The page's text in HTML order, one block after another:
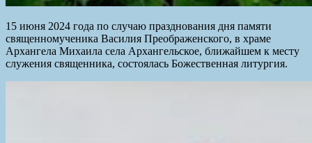
15 июня 2024 года по случаю празднования дня памяти
священномученика Василия Преображенского, в храме
Архангела Михаила села Архангельское, ближайшем к месту
служения священника, состоялась Божественная литургия.